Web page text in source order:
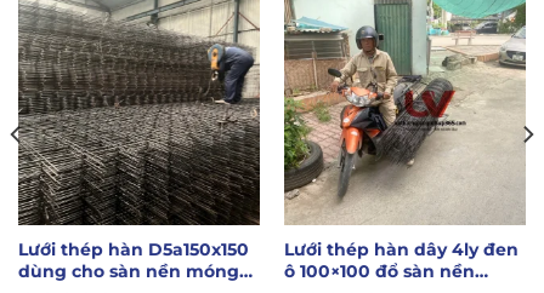
Lưới thép hàn D5a150x150
dùng cho sàn nền móng
Lưới thép hàn dây 4ly đen
ô 100×100 đổ sàn nền